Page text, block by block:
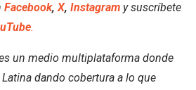
Facebook,X, Instagram y suscríbete
.
un medio multiplataforma donde
dando cobertura a lo que